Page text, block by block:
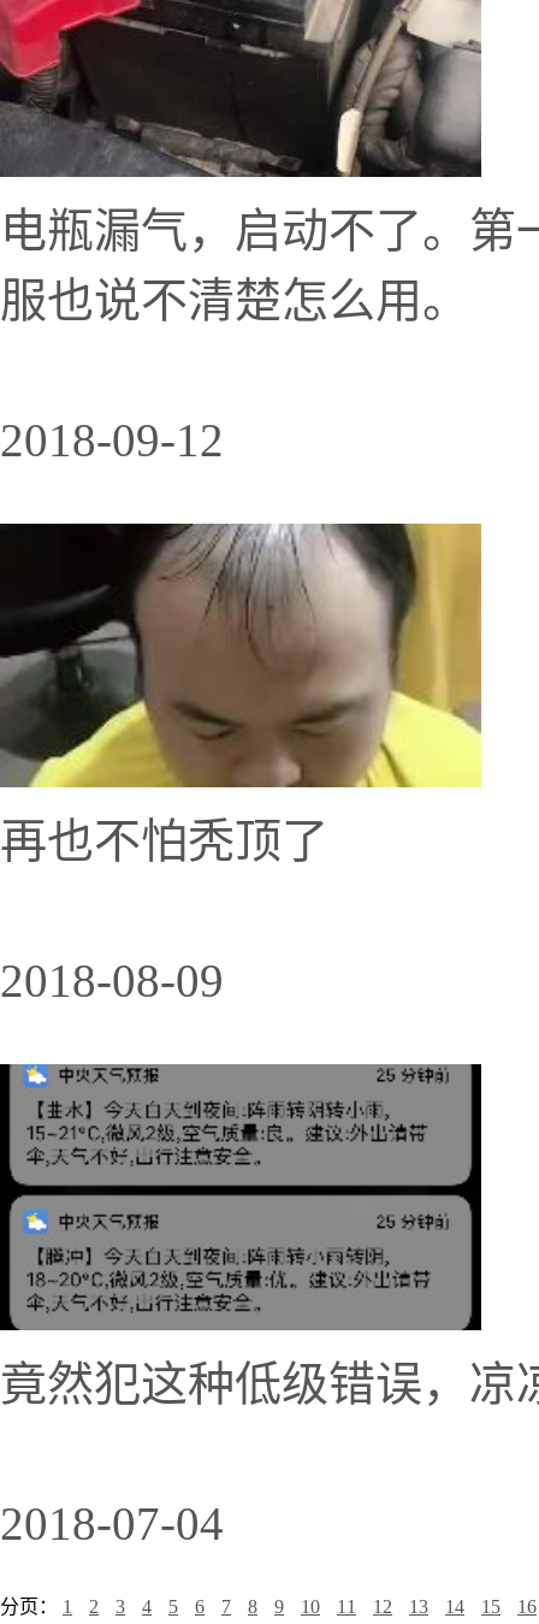
电瓶漏气，启动不了。
服也说不清楚怎么用。
2018-09-12
再也不怕秃顶了
2018-08-09
竟然犯这种低级错误，凉
2018-07-04
分页： 1 2 3 4 5 6 7 8 9 10 11 12 13 14 15 16